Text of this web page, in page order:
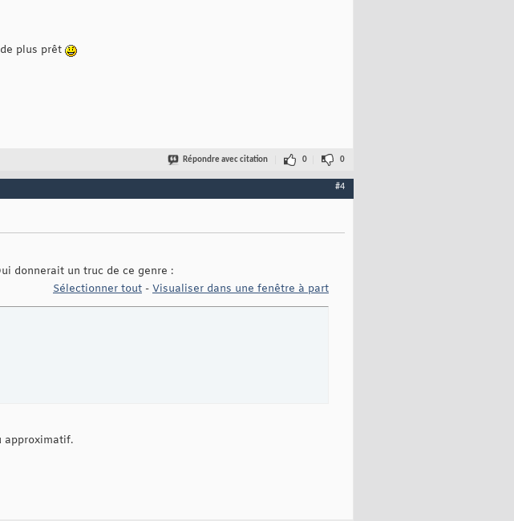
plus prêt
Répondre avec citation 0 0
#4
donnerait un truc de ce genre :
Sélectionner tout - Visualiser dans une fenêtre à part
approximatif.